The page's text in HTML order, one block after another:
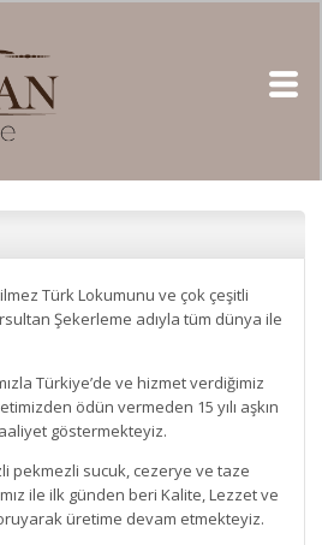
Türk Lokumunu ve çok çeşitli
Şekerleme adıyla tüm dünya ile
Türkiye’de ve hizmet verdiğimiz
ödün vermeden 15 yılı aşkın
göstermekteyiz.
pekmezli sucuk, cezerye ve taze
ile ilk günden beri Kalite, Lezzet ve
üretime devam etmekteyiz.